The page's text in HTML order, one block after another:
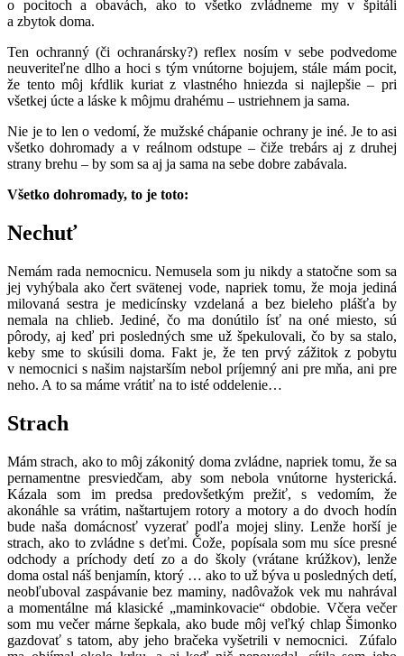
o pocitoch a obavách, ako to všetko zvládneme my v špitáli
a zbytok doma.
Ten ochranný (či ochranársky?) reflex nosím v sebe podvedome
neuveriteľne dlho a hoci s tým vnútorne bojujem, stále mám pocit,
že tento môj kŕdlik kuriat z vlastného hniezda si najlepšie – pri
všetkej úcte a láske k môjmu drahému – ustriehnem ja sama.
Nie je to len o vedomí, že mužské chápanie ochrany je iné. Je to asi
všetko dohromady a v reálnom odstupe – čiže trebárs aj z druhej
strany brehu – by som sa aj ja sama na sebe dobre zabávala.
Všetko dohromady, to je toto:
Nechuť
Nemám rada nemocnicu. Nemusela som ju nikdy a statočne som sa
jej vyhýbala ako čert svätenej vode, napriek tomu, že moja jediná
milovaná sestra je medicínsky vzdelaná a bez bieleho plášťa by
nemala na chlieb. Jediné, čo ma donútilo ísť na oné miesto, sú
pôrody, aj keď pri posledných sme už špekulovali, čo by sa stalo,
keby sme to skúsili doma. Fakt je, že ten prvý zážitok z pobytu
v nemocnici s našim najstarším nebol príjemný ani pre mňa, ani pre
neho. A to sa máme vrátiť na to isté oddelenie…
Strach
Mám strach, ako to môj zákonitý doma zvládne, napriek tomu, že sa
pernamentne presviedčam, aby som nebola vnútorne hysterická.
Kázala som im predsa predovšetkým prežiť, s vedomím, že
akonáhle sa vrátim, naštartujem rotory a motory a do dvoch hodín
bude naša domácnosť vyzerať podľa mojej sliny. Lenže horší je
strach, ako to zvládne s deťmi. Čože, popísala som mu síce presné
odchody a príchody detí zo a do školy (vrátane krúžkov), lenže
doma ostal náš benjamín, ktorý … ako to už býva u posledných detí,
neobľuboval zaspávanie bez maminy, nadôvažok vek mu nahrával
a momentálne má klasické „maminkovacie“ obdobie. Včera večer
som mu večer márne šepkala, ako bude môj veľký chlap Šimonko
gazdovať s tatom, aby jeho bračeka vyšetrili v nemocnici. Zúfalo